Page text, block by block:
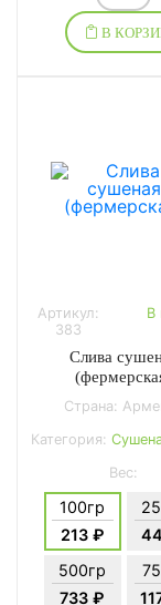
В
Артикул:
383
В
Слива
Страна:
Категория:
Вес:
100гр
213 ₽
500гр
733 ₽